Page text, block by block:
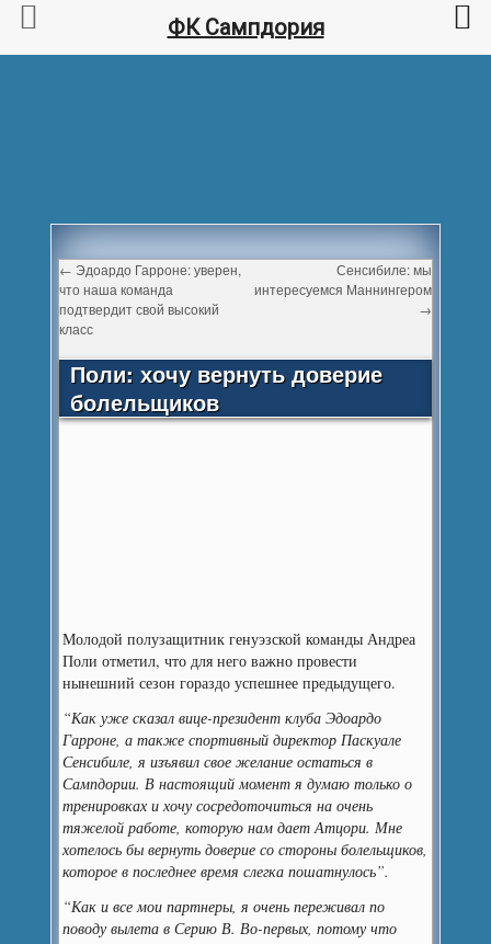
← Эдоардо Гарроне: уверен,
что наша команда
подтвердит свой высокий
класс
Сенсибиле: мы
интересуемся Маннингером
→
Поли: хочу вернуть доверие
болельщиков
Молодой полузащитник генуэзской команды Андреа
Поли отметил, что для него важно провести
нынешний сезон гораздо успешнее предыдущего.
“Как уже сказал вице-президент клуба Эдоардо
Гарроне, а также спортивный директор Паскуале
Сенсибиле, я изъявил свое желание остаться в
Сампдории. В настоящий момент я думаю только о
тренировках и хочу сосредоточиться на очень
тяжелой работе, которую нам дает Атцори. Мне
хотелось бы вернуть доверие со стороны болельщиков,
которое в последнее время слегка пошатнулось”.
“Как и все мои партнеры, я очень переживал по
поводу вылета в Серию В. Во-первых, потому что
ФК Сампдория